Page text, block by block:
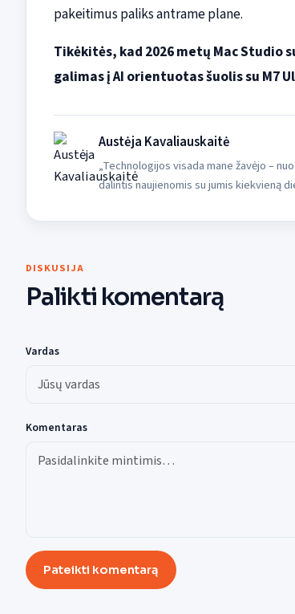
pakeitimus paliks antrame plane.
Tikėkitės, kad 2026 metų Mac Studio
galimas į AI orientuotas šuolis su M7
Austėja Kavaliauskaitė
„Technologijos visada mane žavėjo –
dalintis naujienomis su jumis kiekvieną
DISKUSIJA
Palikti komentarą
Vardas
Komentaras
Pateikti komentarą